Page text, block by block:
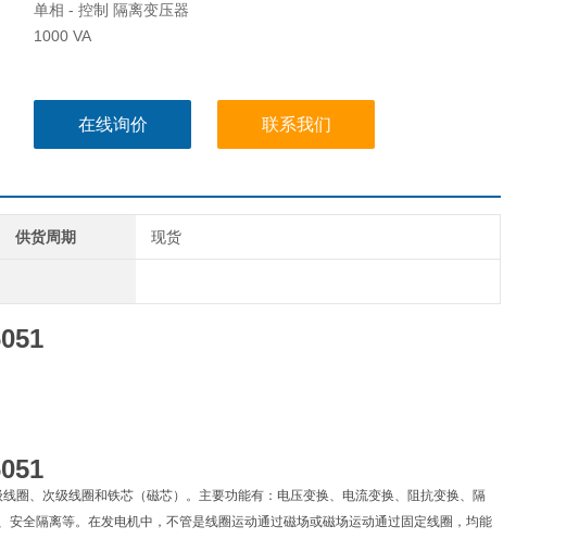
单相 - 控制 隔离变压器
1000 VA
在线询价 联系我们
供货周期 现货
圈、次级线圈和铁芯（磁芯）。主要功能有：电压变换、电流变换、阻抗变换、隔
全隔离等。在发电机中，不管是线圈运动通过磁场或磁场运动通过固定线圈，均能